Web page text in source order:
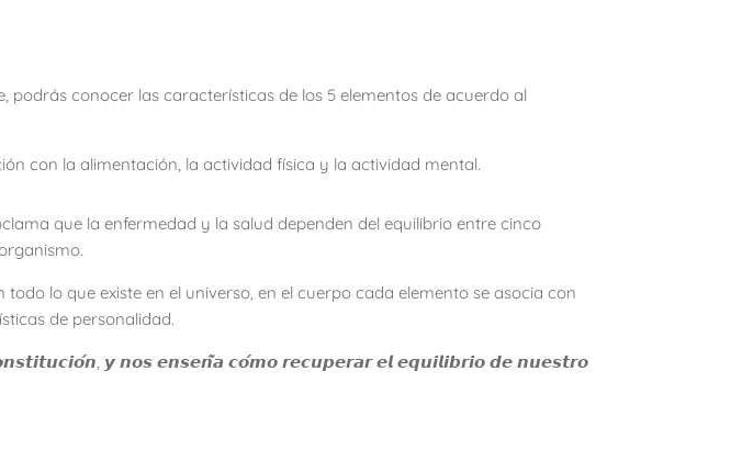
podrás conocer las características de los 5 elementos de acuerdo al
con la alimentación, la actividad física y la actividad mental.
que la enfermedad y la salud dependen del equilibrio entre cinco
lo que existe en el universo, en el cuerpo cada elemento se asocia con
de personalidad.
𝙮 𝙣𝙤𝙨 𝙚𝙣𝙨𝙚𝙣̃𝙖 𝙘𝙤́𝙢𝙤 𝙧𝙚𝙘𝙪𝙥𝙚𝙧𝙖𝙧 𝙚𝙡 𝙚𝙦𝙪𝙞𝙡𝙞𝙗𝙧𝙞𝙤 𝙙𝙚 𝙣𝙪𝙚𝙨𝙩𝙧𝙤